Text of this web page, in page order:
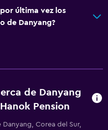
última vez los
de Danyang?
de Danyang
Pension
Corea del Sur,